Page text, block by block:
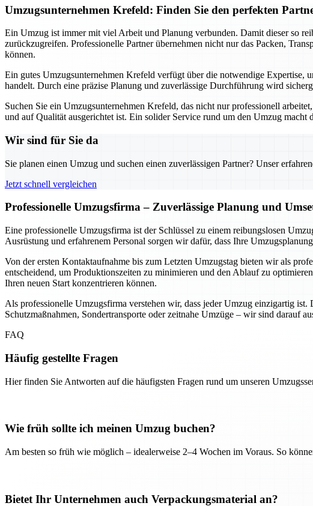
Umzugsunternehmen Krefeld: Finden Sie den perfekten
Ein Umzug ist immer mit viel Arbeit und Planung verbunden. Damit dieser so
zurückzugreifen. Professionelle Partner übernehmen nicht nur das Packen,
können.
Ein gutes Umzugsunternehmen Krefeld verfügt über die notwendige Expertise,
handelt. Durch eine präzise Planung und zuverlässige Durchführung wird
Suchen Sie ein Umzugsunternehmen Krefeld, das nicht nur professionell
und auf Qualität ausgerichtet ist. Ein solider Service rund um den Umzug macht
Wir sind für Sie da
Sie planen einen Umzug und suchen einen zuverlässigen Partner? Unser
Jetzt schnell vergleichen
Professionelle Umzugsfirma – Zuverlässige Planung und
Eine professionelle Umzugsfirma ist der Schlüssel zu einem reibungslosen
Ausrüstung und erfahrenem Personal sorgen wir dafür, dass Ihre
Von der ersten Kontaktaufnahme bis zum Letzten Umzugstag bieten wir als
entscheidend, um Produktionszeiten zu minimieren und den Ablauf zu
Ihren neuen Start konzentrieren können.
Als professionelle Umzugsfirma verstehen wir, dass jeder Umzug einzigartig
Schutzmaßnahmen, Sondertransporte oder zeitnahe Umzüge – wir sind darauf
FAQ
Häufig gestellte Fragen
Hier finden Sie Antworten auf die häufigsten Fragen rund um unseren
Wie früh sollte ich meinen Umzug buchen?
Am besten so früh wie möglich – idealerweise 2–4 Wochen im Voraus. So
Bietet Ihr Unternehmen auch Verpackungsmaterial an?